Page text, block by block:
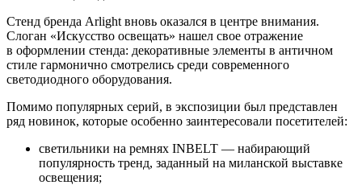
Стенд бренда Arlight вновь оказался в центре внимания.
Слоган «Искусство освещать» нашел свое отражение
в оформлении стенда: декоративные элементы в античном
стиле гармонично смотрелись среди современного
светодиодного оборудования.
Помимо популярных серий, в экспозиции был представлен
ряд новинок, которые особенно заинтересовали посетителей:
светильники на ремнях INBELT — набирающий
популярность тренд, заданный на миланской выставке
освещения;